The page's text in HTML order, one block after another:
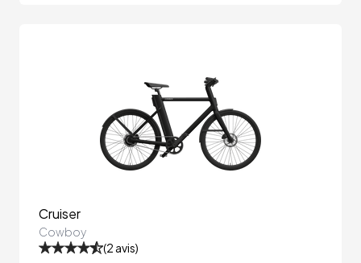
Cruiser
Cowboy
(2 avis)